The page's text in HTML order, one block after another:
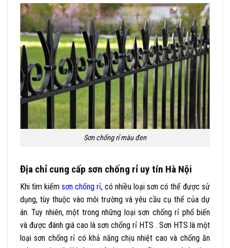
Sơn chống rỉ màu đen
Địa chỉ cung cấp sơn chống rỉ uy tín Hà Nội
Khi tìm kiếm sơn chống rỉ, có nhiều loại sơn có thể được sử
dụng, tùy thuộc vào môi trường và yêu cầu cụ thể của dự
án. Tuy nhiên, một trong những loại sơn chống rỉ phổ biến
và được đánh giá cao là sơn chống rỉ HTS . Sơn HTS là một
loại sơn chống rỉ có khả năng chịu nhiệt cao và chống ăn